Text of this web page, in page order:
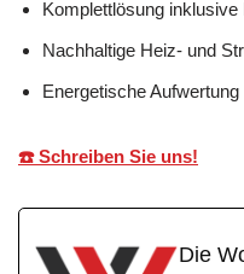
Komplettlösung
Nachhaltige Heiz- und
Energetische
☎️ Schreiben Sie uns!
Die